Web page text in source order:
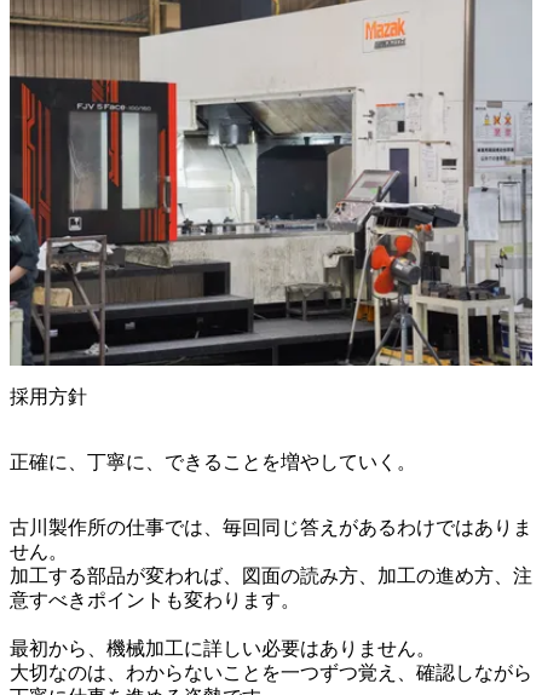
採用方針
正確に、丁寧に、できることを増やしていく。
古川製作所の仕事では、毎回同じ答えがあるわけではありま
せん。
加工する部品が変われば、図面の読み方、加工の進め方、注
意すべきポイントも変わります。
最初から、機械加工に詳しい必要はありません。
大切なのは、わからないことを一つずつ覚え、確認しながら